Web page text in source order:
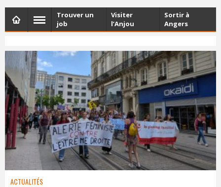
Trouver un
job
Visiter
l’Anjou
Sortir à
Angers
ACTUALITÉS